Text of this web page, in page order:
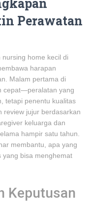
Perawatan
home kecil di
harapan
Malam pertama di
cepat—peralatan yang
tetapi penentu kualitas
review jujur berdasarkan
keluarga dan
hampir satu tahun.
membantu, apa yang
yang bisa menghemat
Keputusan